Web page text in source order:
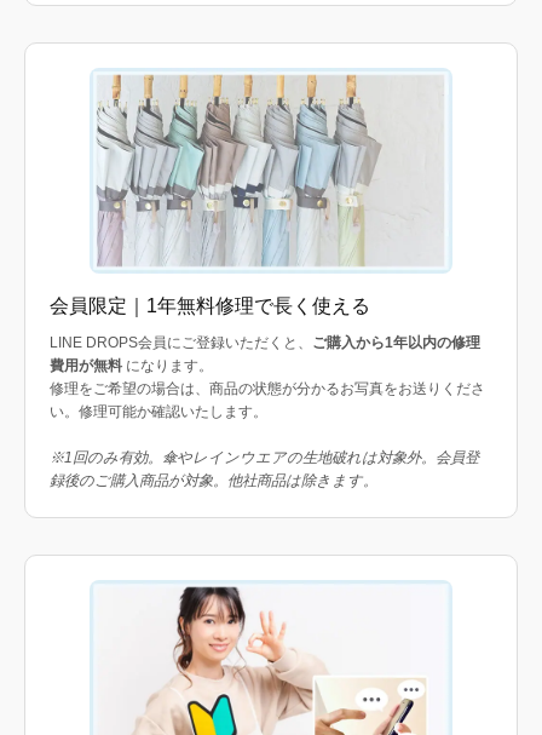
会員限定｜1年無料修理で長く使える
LINE DROPS会員にご登録いただくと、 ご購入から1年以内の修理
費用が無料 になります。
修理をご希望の場合は、商品の状態が分かるお写真をお送りくださ
い。修理可能か確認いたします。
※1回のみ有効。傘やレインウエアの生地破れは対象外。会員登
録後のご購入商品が対象。他社商品は除きます。